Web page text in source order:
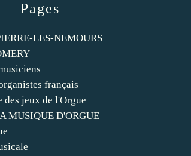
Pages
LES-NEMOURS
français
des jeux de l'Orgue
MUSIQUE D'ORGUE